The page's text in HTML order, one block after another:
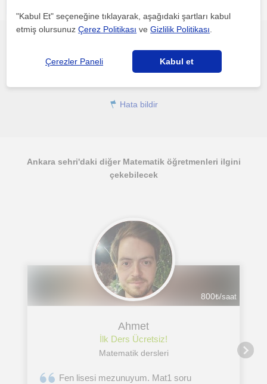
Hata bildir
Ankara sehri'daki diğer Matematik öğretmenleri ilgini
çekebilecek
800₺/saat
Ahmet
İlk Ders Ücretsiz!
Matematik dersleri
Fen lisesi mezunuyum. Mat1 soru
"Kabul Et" seçeneğine tıklayarak, aşağıdaki şartları kabul
etmiş olursunuzÇerez Politikası veGizlilik Politikası
Çerezler Paneli Kabul et